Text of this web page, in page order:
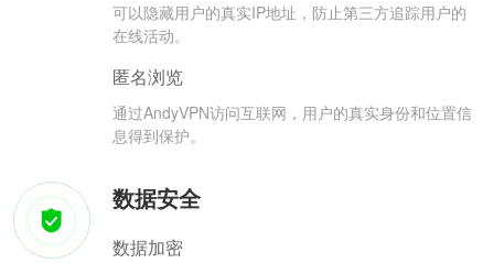
可以隐藏用户的真实IP地址，防止第三方追踪用户的
在线活动。
匿名浏览
通过AndyVPN访问互联网，用户的真实身份和位置信
息得到保护。
数据安全
数据加密